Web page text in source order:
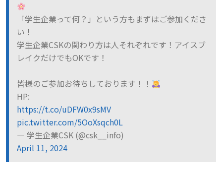
「学生企業って何？」という方もまずはご参加くださ
い！
学生企業CSKの関わり方は人それぞれです！アイスブ
レイクだけでもOKです！
皆様のご参加お待ちしております！！
HP:
https://t.co/uDFW0x9sMV
pic.twitter.com/5OoXsqch0L
— 学生企業CSK (@csk__info)
April 11, 2024